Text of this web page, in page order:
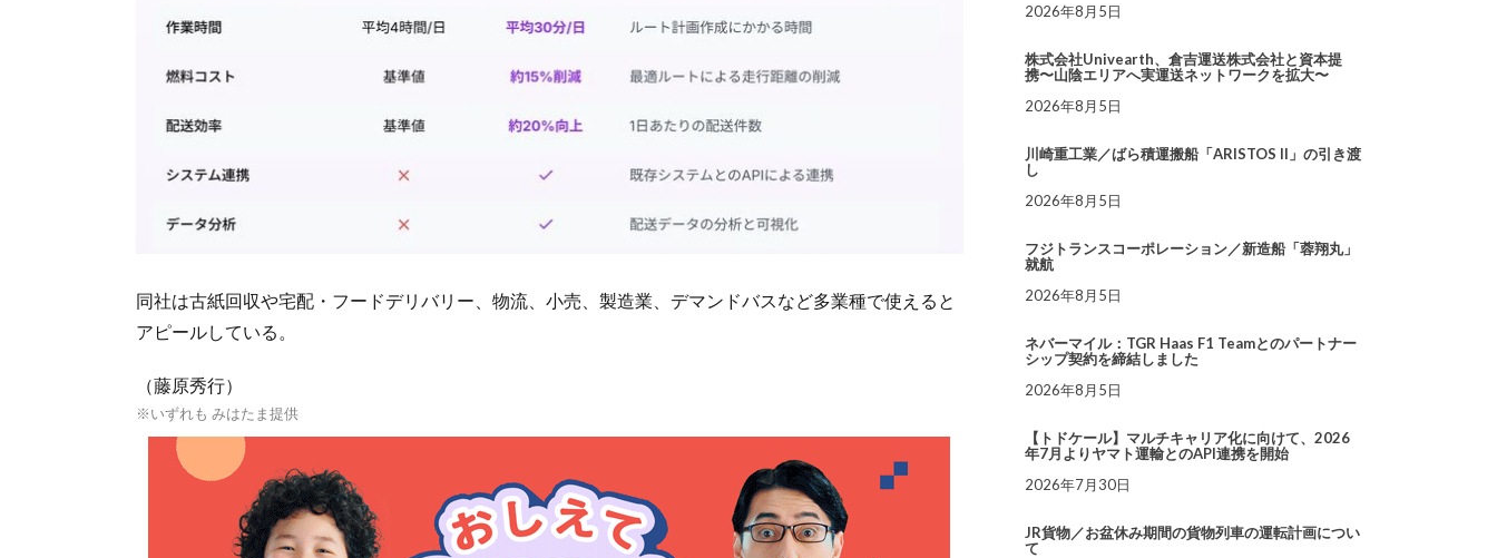
同社は古紙回収や宅配・フードデリバリー、物流、小売、製造業、デマンドバスなど多業種で使えると
アピールしている。
（藤原秀行）
※いずれも みはたま提供
2026年8月5日
株式会社Univearth、倉吉運送株式会社と資本提
携〜山陰エリアへ実運送ネットワークを拡大〜
2026年8月5日
川崎重工業／ばら積運搬船「ARISTOS II」の引き渡
し
2026年8月5日
フジトランスコーポレーション／新造船「蓉翔丸」
就航
2026年8月5日
ネバーマイル：TGR Haas F1 Teamとのパートナー
シップ契約を締結しました
2026年8月5日
【トドケール】マルチキャリア化に向けて、2026
年7月よりヤマト運輸とのAPI連携を開始
2026年7月30日
JR貨物／お盆休み期間の貨物列車の運転計画につい
て